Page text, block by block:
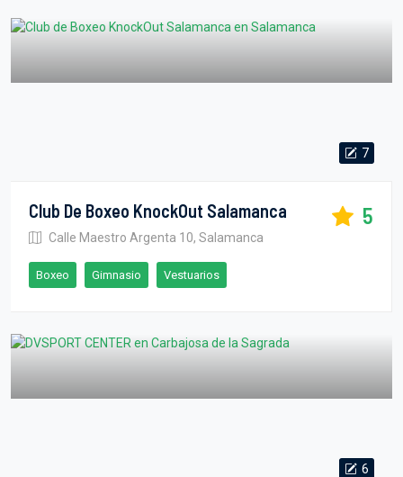
7
Club De Boxeo KnockOut Salamanca
Calle Maestro Argenta 10, Salamanca
5
Boxeo Gimnasio Vestuarios
6